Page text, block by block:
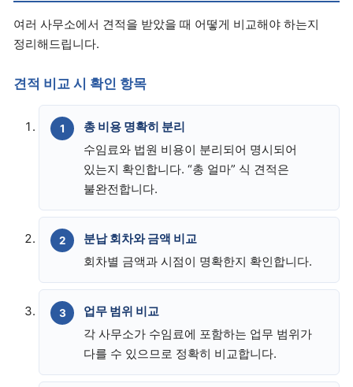
여러 사무소에서 견적을 받았을 때 어떻게 비교해야 하는지
정리해드립니다.
견적 비교 시 확인 항목
총 비용 명확히 분리
수임료와 법원 비용이 분리되어 명시되어
있는지 확인합니다. “총 얼마” 식 견적은
불완전합니다.
분납 회차와 금액 비교
회차별 금액과 시점이 명확한지 확인합니다.
업무 범위 비교
각 사무소가 수임료에 포함하는 업무 범위가
다를 수 있으므로 정확히 비교합니다.